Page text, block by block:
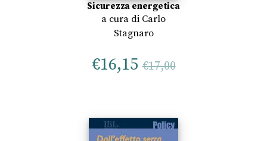
Sicurezza energetica
a cura di Carlo
Stagnaro
€16,15 €17,00